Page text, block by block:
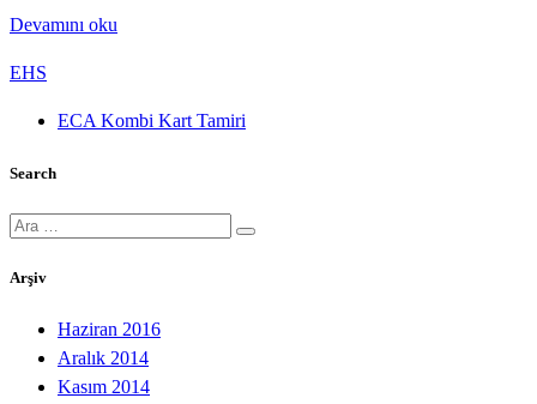
Devamını oku
EHS
ECA Kombi Kart Tamiri
Search
Ara:
Arşiv
Haziran 2016
Aralık 2014
Kasım 2014